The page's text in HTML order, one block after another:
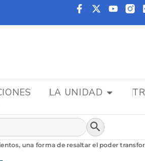
LA UNIDAD
Botón de
una forma de resaltar el poder